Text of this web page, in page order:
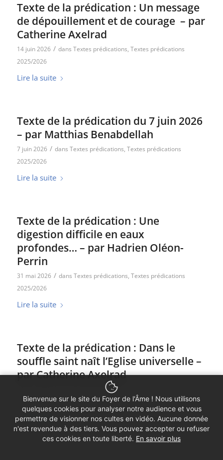
Texte de la prédication : Un message
de dépouillement et de courage – par
Catherine Axelrad
14 juin 2026 / dans Textes prédications, Textes prédications
2025/2026
Lire la suite
Texte de la prédication du 7 juin 2026
– par Matthias Benabdellah
7 juin 2026 / dans Textes prédications, Textes prédications
2025/2026
Lire la suite
Texte de la prédication : Une
digestion difficile en eaux
profondes… – par Hadrien Oléon-
Perrin
31 mai 2026 / dans Textes prédications, Textes prédications
2025/2026
Lire la suite
Texte de la prédication : Dans le
souffle saint naît l’Eglise universelle –
par Catherine Axelrad
Textes prédications
2025/2026
Lire la suite
Bienvenue sur le site du Foyer de l'Âme ! Nous utilisons
quelques cookies pour analyser notre audience et vous
permettre de visionner nos cultes en vidéo. Aucune donnée
n'est revendue à des tiers. Vous pouvez accepter ou refuser
ces cookies en toute liberté. En savoir plus